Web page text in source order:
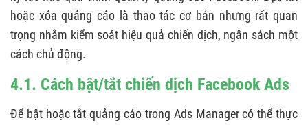
hoặc xóa quảng cáo là thao tác cơ bản nhưng rất quan
trọng nhằm kiểm soát hiệu quả chiến dịch, ngân sách một
cách chủ động.
4.1. Cách bật/tắt chiến dịch Facebook Ads
Để bật hoặc tắt quảng cáo trong Ads Manager có thể thực